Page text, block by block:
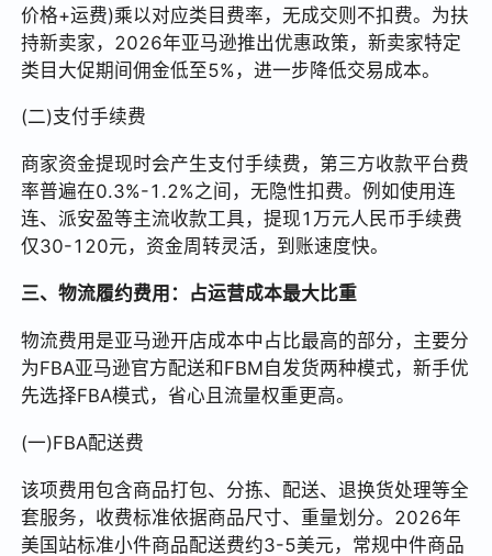
价格+运费)乘以对应类目费率，无成交则不扣费。为扶
持新卖家，2026年亚马逊推出优惠政策，新卖家特定
类目大促期间佣金低至5%，进一步降低交易成本。
(二)支付手续费
商家资金提现时会产生支付手续费，第三方收款平台费
率普遍在0.3%-1.2%之间，无隐性扣费。例如使用连
连、派安盈等主流收款工具，提现1万元人民币手续费
仅30-120元，资金周转灵活，到账速度快。
三、物流履约费用：占运营成本最大比重
物流费用是亚马逊开店成本中占比最高的部分，主要分
为FBA亚马逊官方配送和FBM自发货两种模式，新手优
先选择FBA模式，省心且流量权重更高。
(一)FBA配送费
该项费用包含商品打包、分拣、配送、退换货处理等全
套服务，收费标准依据商品尺寸、重量划分。2026年
美国站标准小件商品配送费约3-5美元，常规中件商品